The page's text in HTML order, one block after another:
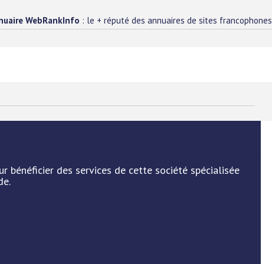
WebRankInfo : le + réputé des annuaires de sites francophones
bénéficier des services de cette société spécialisée